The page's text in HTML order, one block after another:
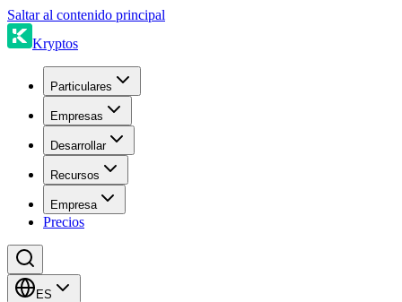
Saltar al contenido principal
Kryptos
Particulares
Empresas
Desarrollar
Recursos
Empresa
Precios
ES